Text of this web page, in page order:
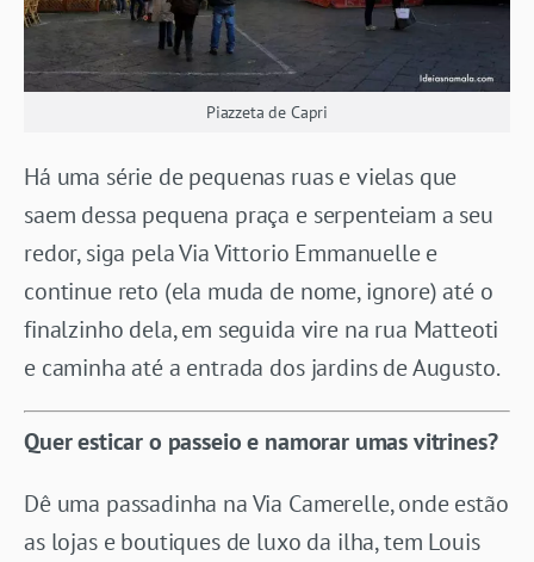
Piazzeta de Capri
Há uma série de pequenas ruas e vielas que
saem dessa pequena praça e serpenteiam a seu
redor, siga pela Via Vittorio Emmanuelle e
continue reto (ela muda de nome, ignore) até o
finalzinho dela, em seguida vire na rua Matteoti
e caminha até a entrada dos jardins de Augusto.
Quer esticar o passeio e namorar umas vitrines?
Dê uma passadinha na Via Camerelle, onde estão
as lojas e boutiques de luxo da ilha, tem Louis